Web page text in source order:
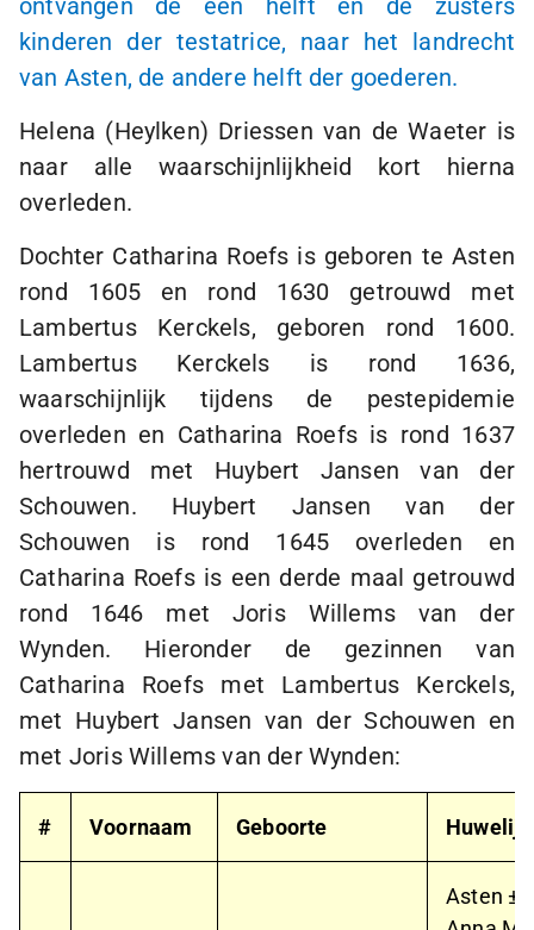
kinderen der testatrice, naar het landrecht
van Asten, de andere helft der goederen.
Helena (Heylken) Driessen van de Waeter is
naar alle waarschijnlijkheid kort hierna
overleden.
Dochter Catharina Roefs is geboren te Asten
rond 1605 en rond 1630 getrouwd met
Lambertus Kerckels, geboren rond 1600.
Lambertus Kerckels is rond 1636,
waarschijnlijk tijdens de pestepidemie
overleden en Catharina Roefs is rond 1637
hertrouwd met Huybert Jansen van der
Schouwen. Huybert Jansen van der
Schouwen is rond 1645 overleden en
Catharina Roefs is een derde maal getrouwd
rond 1646 met Joris Willems van der
Wynden. Hieronder de gezinnen van
Catharina Roefs met Lambertus Kerckels,
met Huybert Jansen van der Schouwen en
met Joris Willems van der Wynden:
# Voornaam Geboorte Huwelijk
Asten